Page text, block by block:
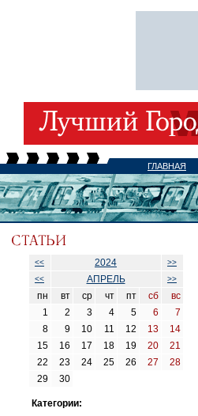
ГЛАВНАЯ
<< 2024
>>
<<
АПРЕЛЬ >>
пн вт ср чт пт сб
вс
1
2 3 4 5 6
7
8
9 10 11 12 13
14
15
16 17 18 19 20
21
22
23 24 25 26 27
28
29
30
Категории: